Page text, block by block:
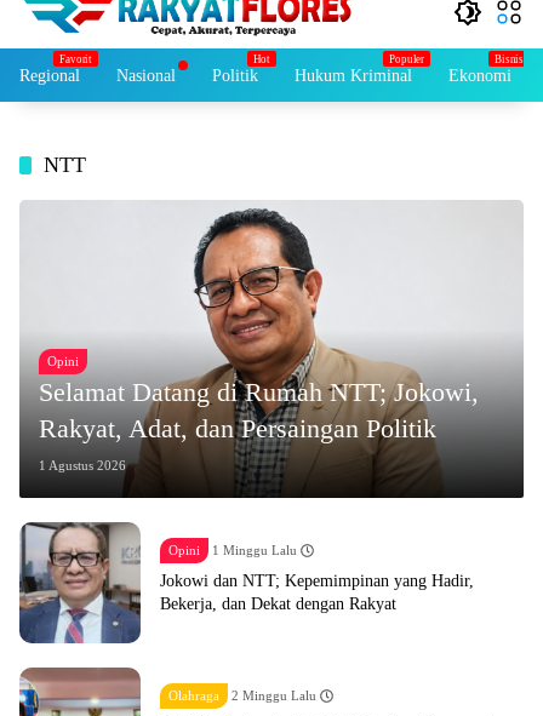
Regional Nasional Politik Hukum Kriminal Ekonomi
NTT
Opini
Selamat Datang di Rumah NTT; Jokowi,
Rakyat, Adat, dan Persaingan Politik
1 Agustus 2026
Opini 1 Minggu Lalu
Jokowi dan NTT; Kepemimpinan yang Hadir,
Bekerja, dan Dekat dengan Rakyat
Olahraga 2 Minggu Lalu